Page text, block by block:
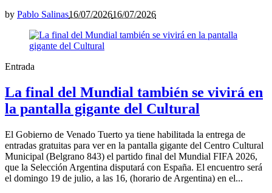
by Pablo Salinas16/07/202616/07/2026
Entrada
La final del Mundial también se vivirá en
la pantalla gigante del Cultural
El Gobierno de Venado Tuerto ya tiene habilitada la entrega de
entradas gratuitas para ver en la pantalla gigante del Centro Cultural
Municipal (Belgrano 843) el partido final del Mundial FIFA 2026,
que la Selección Argentina disputará con España. El encuentro será
el domingo 19 de julio, a las 16, (horario de Argentina) en el...